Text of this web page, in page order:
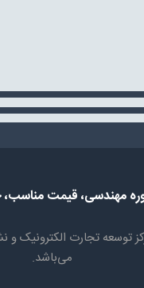
مهندسی، قیمت
از مرکز توسعه تجارت
می‌باشد.